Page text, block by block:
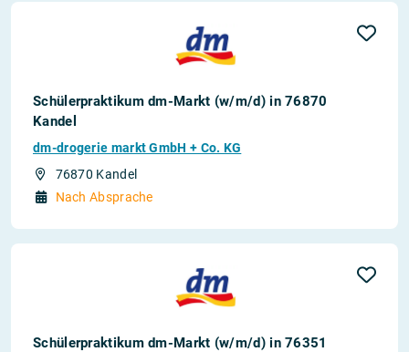
Schülerpraktikum dm-Markt (w/m/d) in 76870
Kandel
dm-drogerie markt GmbH + Co. KG
76870 Kandel
Nach Absprache
Schülerpraktikum dm-Markt (w/m/d) in 76351